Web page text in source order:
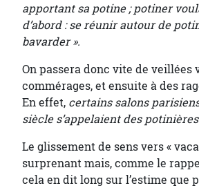
apportant sa potine ; potiner
d’abord : se réunir autour de
bavarder ».
On passera donc vite de veillées
commérages, et ensuite à des
En effet, certains salons
siècle s’appelaient des
Le glissement de sens vers «
surprenant mais, comme le
cela en dit long sur l’estime que